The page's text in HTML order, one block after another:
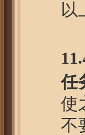
以
11
任
使
不